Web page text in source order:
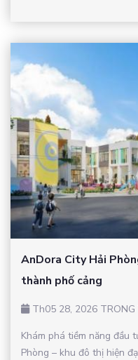
AnDora City Hải
thành phố cảng
Th05 28, 2026 TRONG
Khám phá tiềm năng đầu
Phòng – khu đô thị hiện